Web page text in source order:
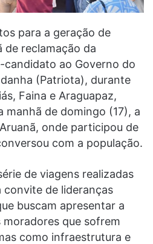
para a geração de
de reclamação da
candidato ao Governo do
(Patriota), durante
Faina e Araguapaz,
manhã de domingo (17), a
onde participou de
com a população.
de viagens realizadas
de lideranças
buscam apresentar a
moradores que sofrem
como infraestrutura e